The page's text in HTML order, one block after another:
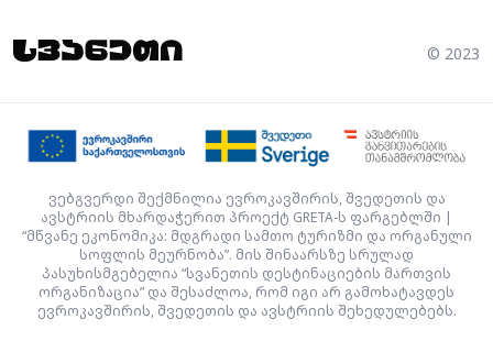
© 2023
ვებგვერდი შექმნილია ევროკავშირის, შვედეთის და
ავსტრიის მხარდაჭერით პროექტ GRETA-ს ფარგებლში |
“მწვანე ეკონომიკა: მდგრადი სამთო ტურიზმი და ორგანული
სოფლის მეურნობა”. მის შინაარსზე სრულად
პასუხისმგებელია “სვანეთის დესტინაციების მართვის
ორგანიზაცია” და შესაძლოა, რომ იგი არ გამოხატავდეს
ევროკავშირის, შვედეთის და ავსტრიის შეხედულებებს.